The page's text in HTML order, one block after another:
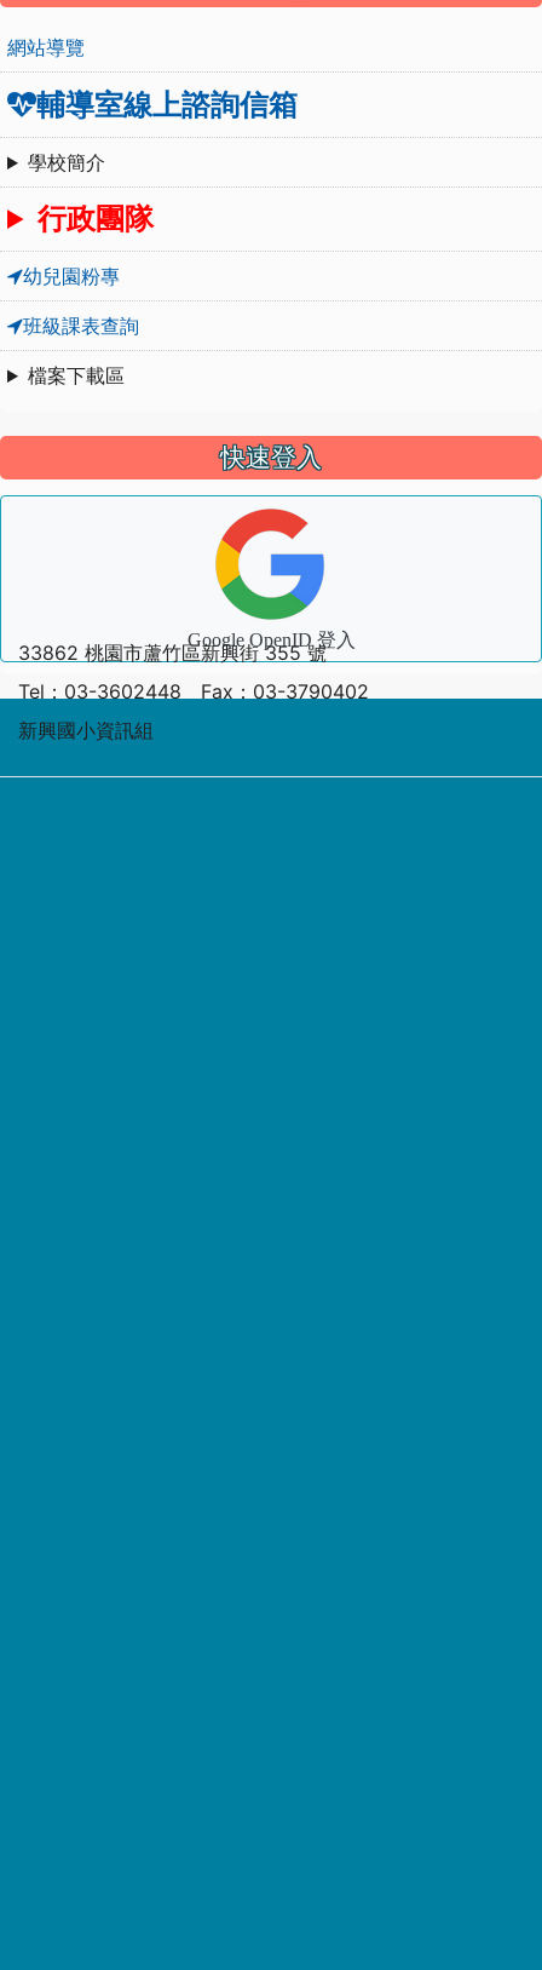
網站導覽
輔導室線上諮詢信箱
學校簡介
行政團隊
幼兒園粉專
班級課表查詢
檔案下載區
快速登入
Google OpenID 登入
33862 桃園市蘆竹區新興街 355 號
Tel：03-3602448 Fax：03-3790402
新興國小資訊組